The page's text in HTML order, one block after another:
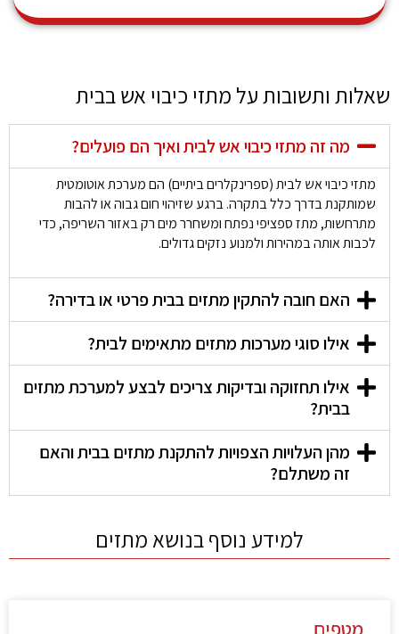
שאלות ותשובות על מתזי כיבוי אש בבית
מה זה מתזי כיבוי אש לבית ואיך הם פועלים?
מתזי כיבוי אש לבית (ספרינקלרים ביתיים) הם מערכת אוטומטית
שמותקנת בדרך כלל בתקרה. ברגע שזיהוי חום גבוה או להבות
מתרחשות, מתז ספציפי נפתח ומשחרר מים רק באזור השריפה, כדי
לכבות אותה במהירות ולמנוע נזקים גדולים.
האם חובה להתקין מתזים בבית פרטי או בדירה?
אילו סוגי מערכות מתזים מתאימים לבית?
אילו תחזוקה ובדיקות צריכים לבצע למערכת מתזים
בבית?
מהן העלויות הצפויות להתקנת מתזים בבית והאם
זה משתלם?
למידע נוסף בנושא מתזים
מטפים